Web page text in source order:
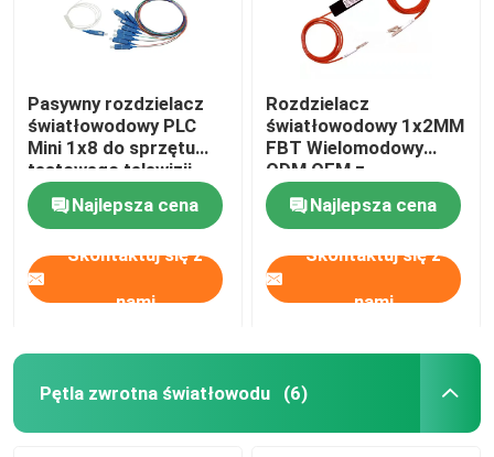
Pasywny rozdzielacz
światłowodowy PLC
Mini 1x8 do sprzętu
testowego telewizji
kablowej
Najlepsza cena
Skontaktuj się z
nami
Rozdzielacz
światłowodowy 1x2MM
FBT Wielomodowy
ODM OEM z
certyfikatem RoHS
Najlepsza cena
Skontaktuj się z
nami
Pętla zwrotna światłowodu (6)